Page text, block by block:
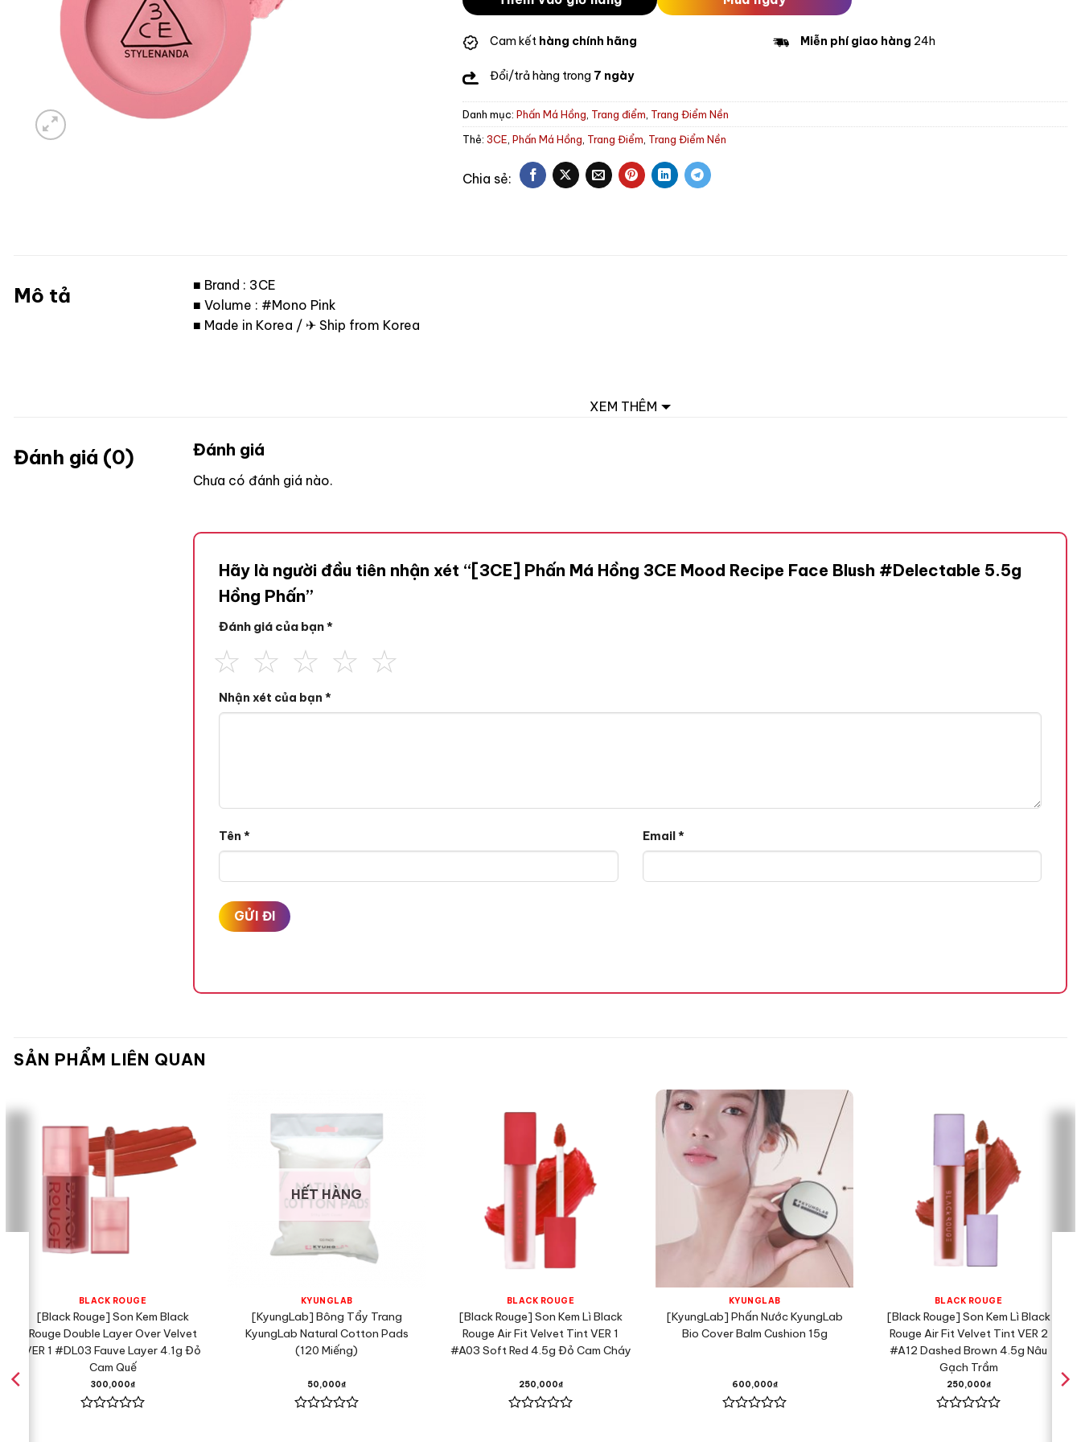
Cam kết hàng chính hãng Miễn phí giao hàng 24h
Đổi/trả hàng trong 7 ngày
Danh mục:Phấn Má Hồng, Trang điểm, Trang Điểm Nền
Thẻ:3CE,Phấn Má Hồng, Trang Điểm, Trang Điểm Nền
Mô tả
■ Brand : 3CE
■ Volume : #Mono Pink
■ Made in Korea / ✈ Ship from Korea
XEM THÊM
Đánh giá (0) Đánh giá
Chưa có đánh giá nào.
Hãy là người đầu tiên nhận xét “[3CE] Phấn Má Hồng 3CE Mood Recipe Face Blush #Delectable 5.5g
Hồng Phấn”
Đánh giá của bạn*
Nhận xét của bạn*
Tên* Email *
SẢN PHẨM LIÊN QUAN
BLACK ROUGE
[Black Rouge] Son Kem Black
Rouge Double Layer Over Velvet
VER 1 #DL03 Fauve Layer 4.1g Đỏ
Cam Quế
300,000₫
HẾT HÀNG
KYUNGLAB
[KyungLab] Bông Tẩy Trang
KyungLab Natural Cotton Pads
(120 Miếng)
50,000₫
BLACK ROUGE
[Black Rouge] Son Kem Lì Black
Rouge Air Fit Velvet Tint VER 1
#A03 Soft Red 4.5g Đỏ Cam Cháy
250,000₫
KYUNGLAB
[KyungLab] Phấn Nước KyungLab
Bio Cover Balm Cushion 15g
600,000₫
BLACK ROUGE
[Black Rouge] Son Kem Lì Black
Rouge Air Fit Velvet Tint VER 2
#A12 Dashed Brown 4.5g Nâu
Gạch Trầm
250,000₫